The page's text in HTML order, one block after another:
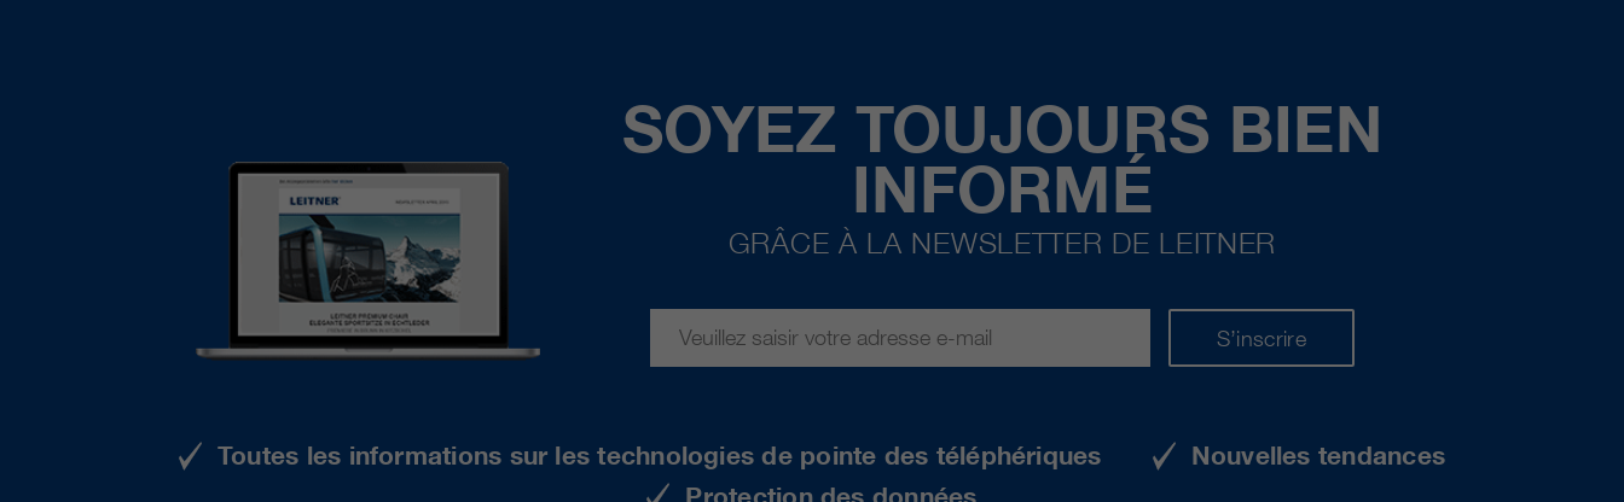
SOYEZ TOUJOURS BIEN
INFORMÉ
GRÂCE À LA NEWSLETTER DE LEITNER
S’inscrire
Toutes les informations sur les technologies de pointe des téléphériques
Nouvelles tendances